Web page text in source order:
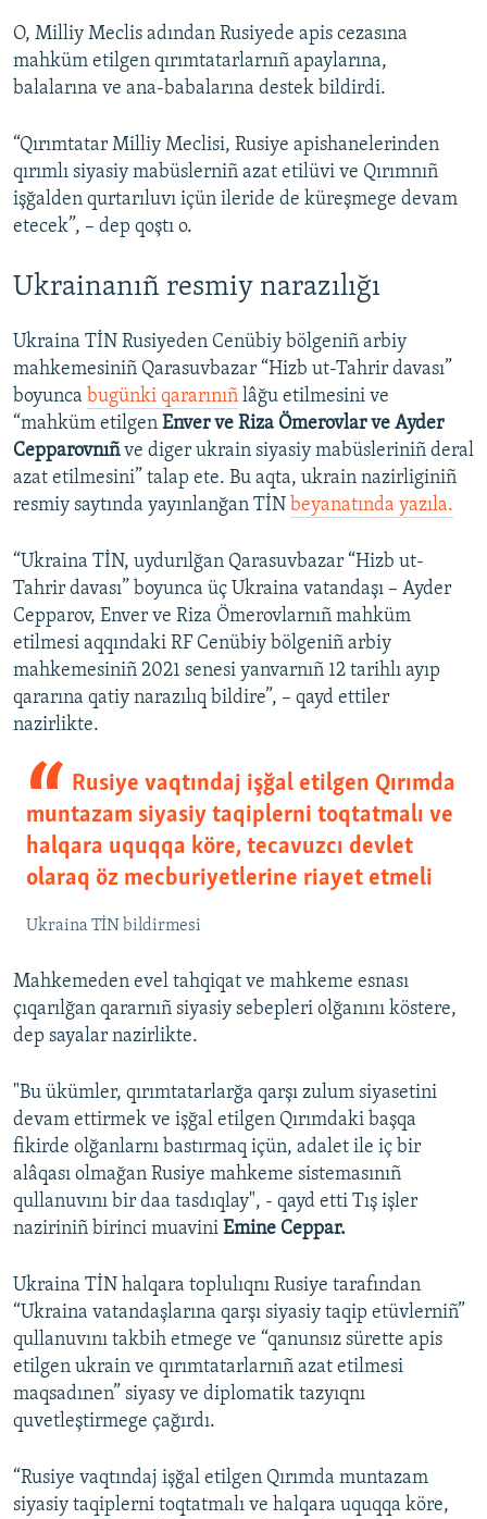
O, Milliy Meclis adından Rusiyede apis cezasına
mahküm etilgen qırımtatarlarnıñ apaylarına,
balalarına ve ana-babalarına destek bildirdi.
“Qırımtatar Milliy Meclisi, Rusiye apishanelerinden
qırımlı siyasiy mabüslerniñ azat etilüvi ve Qırımnıñ
işğalden qurtarıluvı içün ileride de küreşmege devam
etecek”, – dep qoştı o.
Ukrainanıñ resmiy narazılığı
Ukraina TİN Rusiyeden Cenübiy bölgeniñ arbiy
mahkemesiniñ Qarasuvbazar “Hizb ut-Tahrir davası”
boyunca bugünki qararınıñ lâğu etilmesini ve
“mahküm etilgen Enver ve Riza Ömerovlar ve Ayder
Cepparovnıñve diger ukrain siyasiy mabüsleriniñ deral
azat etilmesini” talap ete. Bu aqta, ukrain nazirliginiñ
resmiy saytında yayınlanğan TİN beyanatında yazıla.
“Ukraina TİN, uydurılğan Qarasuvbazar “Hizb ut-
Tahrir davası” boyunca üç Ukraina vatandaşı – Ayder
Cepparov, Enver ve Riza Ömerovlarnıñ mahküm
etilmesi aqqındaki RF Cenübiy bölgeniñ arbiy
mahkemesiniñ 2021 senesi yanvarnıñ 12 tarihlı ayıp
qararına qatiy narazılıq bildire”, – qayd ettiler
nazirlikte.
Rusiye vaqtındaj işğal etilgen Qırımda
muntazam siyasiy taqiplerni toqtatmalı ve
halqara uquqqa köre, tecavuzcı devlet
olaraq öz mecburiyetlerine riayet etmeli
Ukraina TİN bildirmesi
Mahkemeden evel tahqiqat ve mahkeme esnası
çıqarılğan qararnıñ siyasiy sebepleri olğanını köstere,
dep sayalar nazirlikte.
"Bu ükümler, qırımtatarlarğa qarşı zulum siyasetini
devam ettirmek ve işğal etilgen Qırımdaki başqa
fikirde olğanlarnı bastırmaq içün, adalet ile iç bir
alâqası olmağan Rusiye mahkeme sistemasınıñ
qullanuvını bir daa tasdıqlay", - qayd etti Tış işler
naziriniñ birinci muavini Emine Ceppar.
Ukraina TİN halqara toplulıqnı Rusiye tarafından
“Ukraina vatandaşlarına qarşı siyasiy taqip etüvlerniñ”
qullanuvını takbih etmege ve “qanunsız sürette apis
etilgen ukrain ve qırımtatarlarnıñ azat etilmesi
maqsadınen” siyasy ve diplomatik tazyıqnı
quvetleştirmege çağırdı.
“Rusiye vaqtındaj işğal etilgen Qırımda muntazam
siyasiy taqiplerni toqtatmalı ve halqara uquqqa köre,